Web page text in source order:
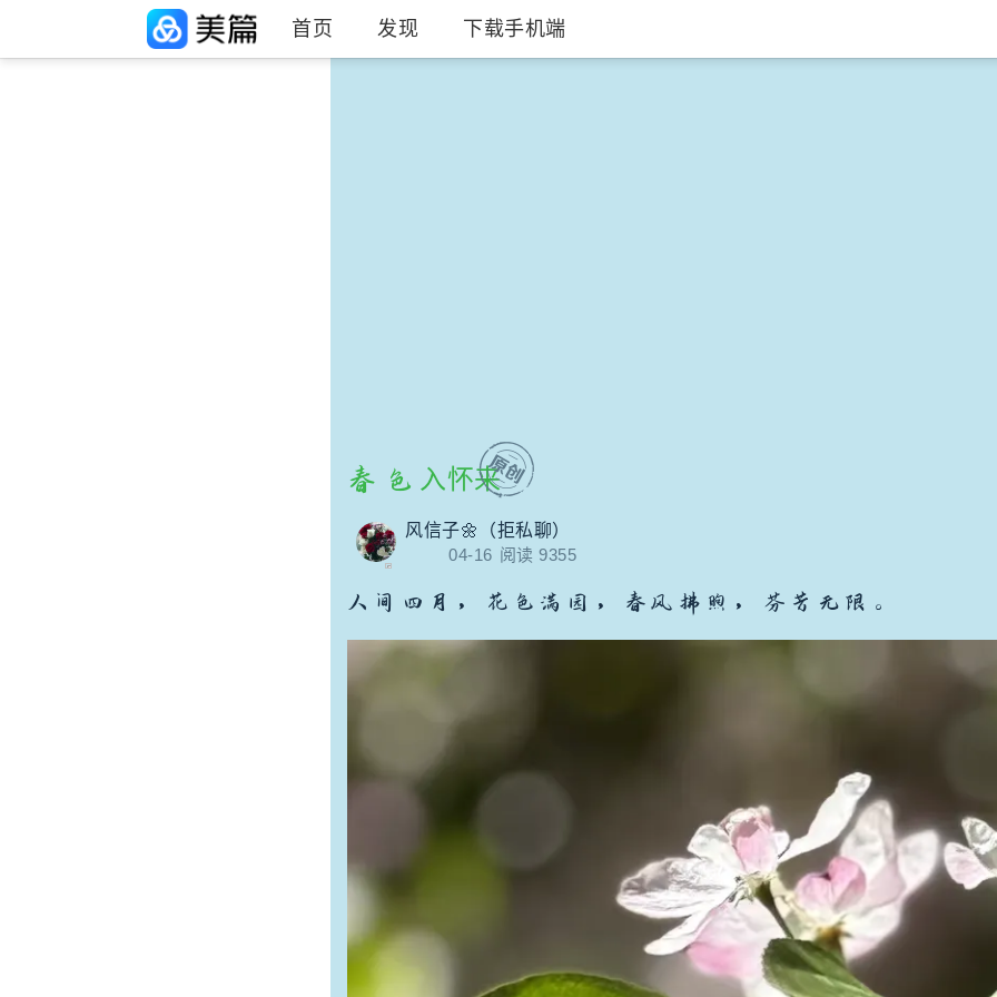
首页 发现 下载手机端
春色入怀来
风信子🌼（拒私聊）
04-16 阅读 9355
人间四月，花色满园，春风拂煦，芬芳无限。